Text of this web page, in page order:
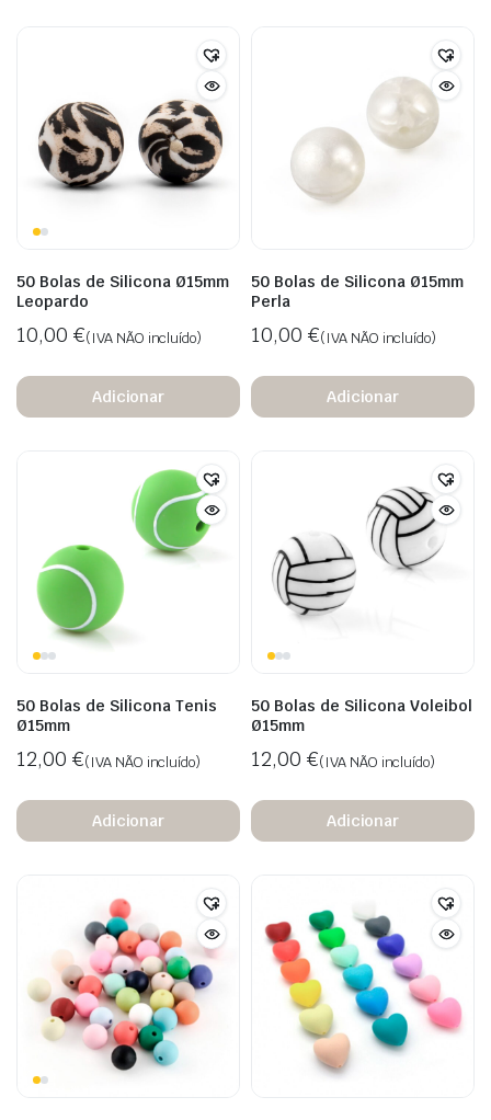
50 Bolas de Silicona Ø15mm
Leopardo
10,00 €(IVA NÃO incluído)
Adicionar
50 Bolas de Silicona Ø15mm
Perla
10,00 €(IVA NÃO incluído)
Adicionar
50 Bolas de Silicona Tenis
Ø15mm
12,00 €(IVA NÃO incluído)
Adicionar
50 Bolas de Silicona Voleibol
Ø15mm
12,00 €(IVA NÃO incluído)
Adicionar